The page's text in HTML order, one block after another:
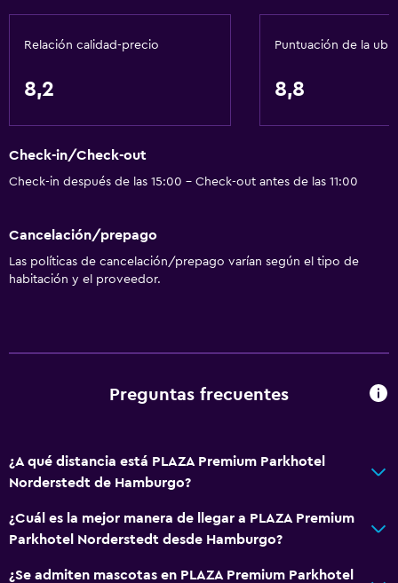
Relación calidad-precio
8,2
Puntuación de la
8,8
Check-in/Check-out
Check-in después de las 15:00 - Check-out antes de las 11:00
Cancelación/prepago
Las políticas de cancelación/prepago varían según el tipo de
habitación y el proveedor.
Preguntas frecuentes
¿A qué distancia está PLAZA Premium Parkhotel
Norderstedt de Hamburgo?
¿Cuál es la mejor manera de llegar a PLAZA Premium
Parkhotel Norderstedt desde Hamburgo?
¿Se admiten mascotas en PLAZA Premium Parkhotel